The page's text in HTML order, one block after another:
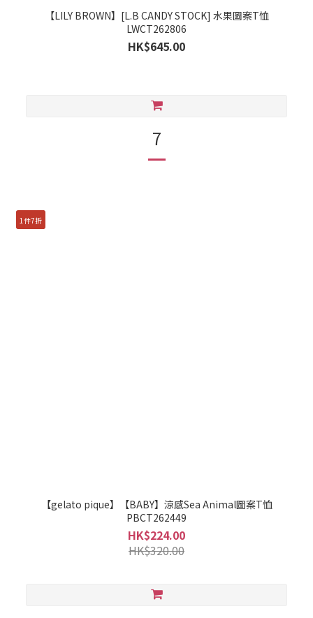
【LILY BROWN】[L.B CANDY STOCK] 水果圖案T恤
LWCT262806
HK$645.00
7
1件7折
【gelato pique】【BABY】涼感Sea Animal圖案T恤
PBCT262449
HK$224.00
HK$320.00